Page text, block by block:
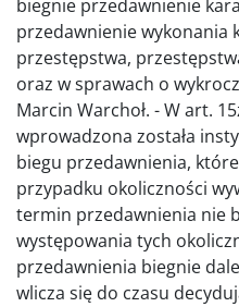
biegnie przedawnienie
przedawnienie wykonania
przestępstwa,
oraz w sprawach o
Marcin Warchoł. - W art.
wprowadzona została
biegu przedawnienia,
przypadku okoliczności
termin przedawnienia nie
występowania tych
przedawnienia biegnie
wlicza się do czasu